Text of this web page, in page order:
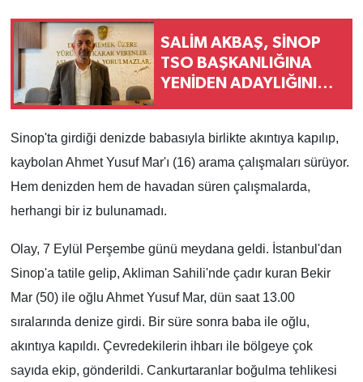
SALİM AKBAŞ, SİNOP
TSO BAŞKANLIĞINA
YENİDEN ADAYLIĞINI
Sinop'ta girdiği denizde babasıyla birlikte akıntıya kapılıp,
kaybolan Ahmet Yusuf Mar'ı (16) arama çalışmaları sürüyor.
Hem denizden hem de havadan süren çalışmalarda,
herhangi bir iz bulunamadı.
Olay, 7 Eylül Perşembe günü meydana geldi. İstanbul'dan
Sinop'a tatile gelip, Akliman Sahili'nde çadır kuran Bekir
Mar (50) ile oğlu Ahmet Yusuf Mar, dün saat 13.00
sıralarında denize girdi. Bir süre sonra baba ile oğlu,
akıntıya kapıldı. Çevredekilerin ihbarı ile bölgeye çok
sayıda ekip, gönderildi. Cankurtaranlar boğulma tehlikesi